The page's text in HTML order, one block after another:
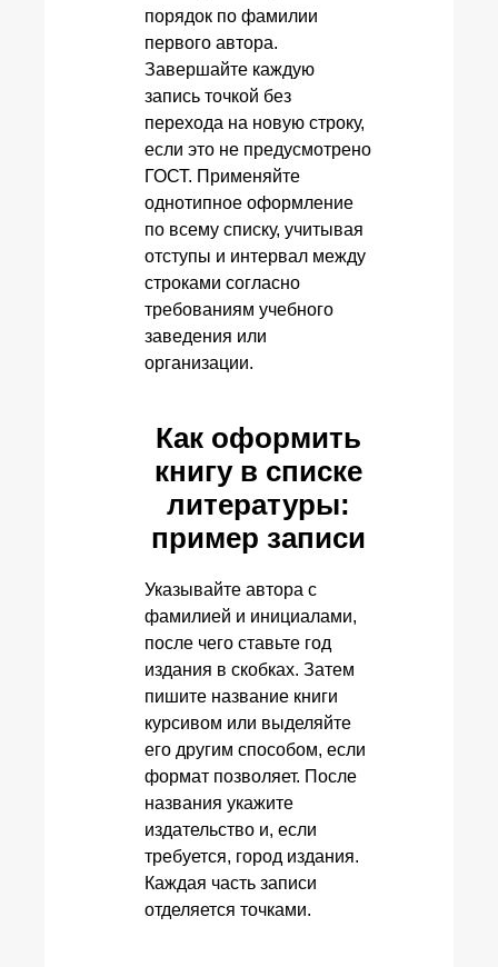
порядок по фамилии
первого автора.
Завершайте каждую
запись точкой без
перехода на новую строку,
если это не предусмотрено
ГОСТ. Применяйте
однотипное оформление
по всему списку, учитывая
отступы и интервал между
строками согласно
требованиям учебного
заведения или
организации.
Как оформить
книгу в списке
литературы:
пример записи
Указывайте автора с
фамилией и инициалами,
после чего ставьте год
издания в скобках. Затем
пишите название книги
курсивом или выделяйте
его другим способом, если
формат позволяет. После
названия укажите
издательство и, если
требуется, город издания.
Каждая часть записи
отделяется точками.